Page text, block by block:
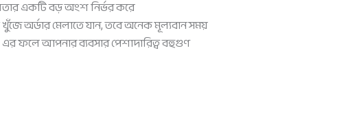
একটি বড় অংশ নির্ভর করে
অর্ডার মেলাতে যান, তবে অনেক মূল্যবান সময়
ফলে আপনার ব্যবসার পেশাদারিত্ব বহুগুণ